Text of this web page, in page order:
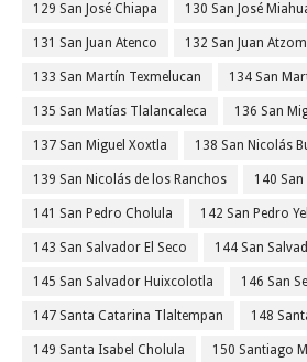
129 San José Chiapa 130 San José
131 San Juan Atenco 132 San Juan
133 San Martín Texmelucan 134 San
135 San Matías Tlalancaleca 136 San
137 San Miguel Xoxtla 138 San Nicolás
139 San Nicolás de los Ranchos 140
141 San Pedro Cholula 142 San Pedro
143 San Salvador El Seco 144 San
145 San Salvador Huixcolotla 146 San
147 Santa Catarina Tlaltempan 148
149 Santa Isabel Cholula 150 Santiago